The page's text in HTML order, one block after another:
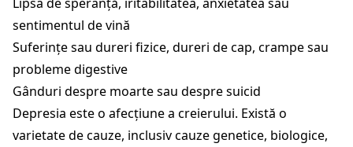
sentimentul de vină
Suferințe sau dureri fizice, dureri de cap, crampe sau
probleme digestive
Gânduri despre moarte sau despre suicid
Depresia este o afecțiune a creierului. Există o
varietate de cauze, inclusiv cauze genetice, biologice,